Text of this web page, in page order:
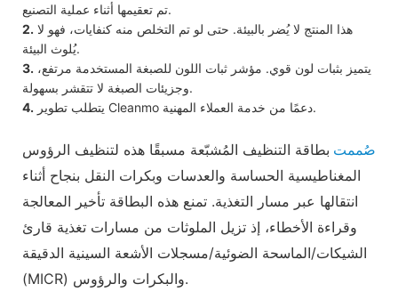
تم تعقيمها أثناء عملية التصنيع.
2.
يُلوث البيئة.
3.
وجزيئات الصبغة لا تتقشر بسهولة.
4.
يتطلب تطوير Cleanmo دعمًا من خدمة العملاء المهنية.
صُممت بطاقة التنظيف المُشبّعة مسبقًا هذه لتنظيف الرؤوس
المغناطيسية الحساسة والعدسات وبكرات النقل بنجاح أثناء
انتقالها عبر مسار التغذية. تمنع هذه البطاقة تأخير المعالجة
وقراءة الأخطاء، إذ تزيل الملوثات من مسارات تغذية قارئ
الشيكات/الماسحة الضوئية/مسجلات الأشعة السينية الدقيقة
(MICR) والبكرات والرؤوس.